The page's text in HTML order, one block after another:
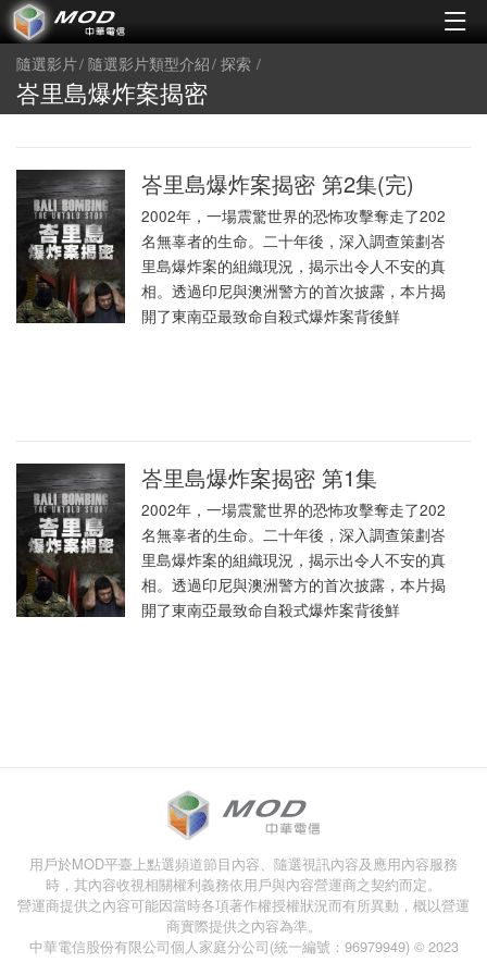
隨選影片 隨選影片類型介紹 探索
峇里島爆炸案揭密
峇里島爆炸案揭密 第2集(完)
2002年，一場震驚世界的恐怖攻擊奪走了202
名無辜者的生命。二十年後，深入調查策劃峇
里島爆炸案的組織現況，揭示出令人不安的真
相。透過印尼與澳洲警方的首次披露，本片揭
開了東南亞最致命自殺式爆炸案背後鮮
峇里島爆炸案揭密 第1集
2002年，一場震驚世界的恐怖攻擊奪走了202
名無辜者的生命。二十年後，深入調查策劃峇
里島爆炸案的組織現況，揭示出令人不安的真
相。透過印尼與澳洲警方的首次披露，本片揭
開了東南亞最致命自殺式爆炸案背後鮮
用戶於MOD平臺上點選頻道節目內容、隨選視訊內容及應用內容服務
時，其內容收視相關權利義務依用戶與內容營運商之契約而定。
營運商提供之內容可能因當時各項著作權授權狀況而有所異動，概以營運
商實際提供之內容為準。
中華電信股份有限公司個人家庭分公司(統一編號：96979949) © 2023